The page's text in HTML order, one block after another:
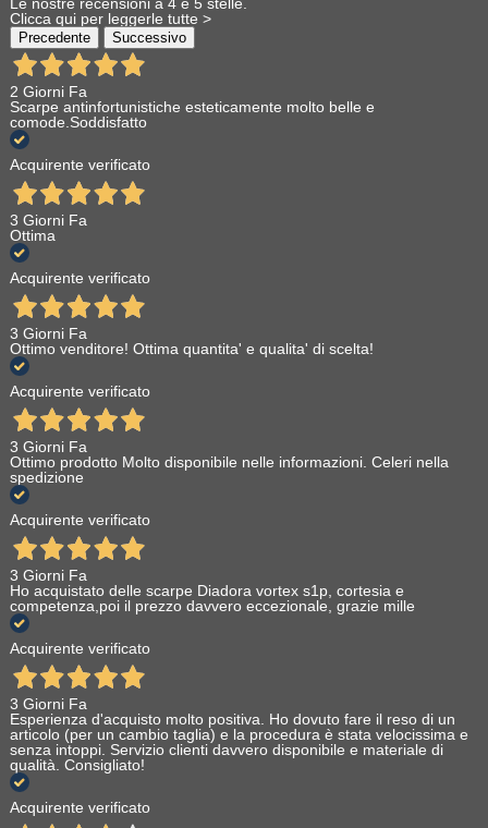
Le nostre recensioni a 4 e 5 stelle.
Clicca qui per leggerle tutte >
Precedente Successivo
2 Giorni Fa
Scarpe antinfortunistiche esteticamente molto belle e
comode.Soddisfatto
Acquirente verificato
3 Giorni Fa
Ottima
Acquirente verificato
3 Giorni Fa
Ottimo venditore! Ottima quantita' e qualita' di scelta!
Acquirente verificato
3 Giorni Fa
Ottimo prodotto Molto disponibile nelle informazioni. Celeri nella
spedizione
Acquirente verificato
3 Giorni Fa
Ho acquistato delle scarpe Diadora vortex s1p, cortesia e
competenza,poi il prezzo davvero eccezionale, grazie mille
Acquirente verificato
3 Giorni Fa
Esperienza d'acquisto molto positiva. Ho dovuto fare il reso di un
articolo (per un cambio taglia) e la procedura è stata velocissima e
senza intoppi. Servizio clienti davvero disponibile e materiale di
qualità. Consigliato!
Acquirente verificato